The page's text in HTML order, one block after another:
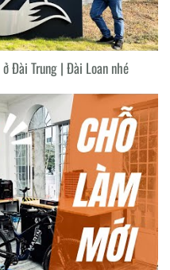
Đài Trung | Đài Loan nhé